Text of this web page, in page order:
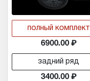
полный комплект
6900.00
задний ряд
3400.00